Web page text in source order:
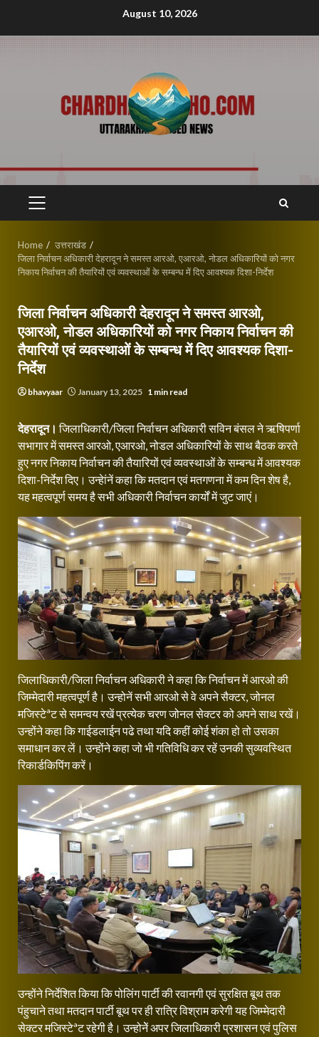
August 10, 2026
PRIMARY
Home
उत्तराखंड
जिला निर्वाचन अधिकारी देहरादून ने समस्त आरओ, एआरओ, नोडल अधिकारियों को नगर
निकाय निर्वाचन की तैयारियों एवं व्यवस्थाओं के सम्बन्ध में दिए आवश्यक दिशा-निर्देश
जिला निर्वाचन अधिकारी देहरादून ने समस्त आरओ,
एआरओ, नोडल अधिकारियों को नगर निकाय निर्वाचन की
तैयारियों एवं व्यवस्थाओं के सम्बन्ध में दिए आवश्यक दिशा-
निर्देश
bhavyaar January 13, 2025 1 min read
देहरादून। जिलाधिकारी/जिला निर्वाचन अधिकारी सविन बंसल ने ऋषिपर्णा
सभागार में समस्त आरओ, एआरओ, नोडल अधिकारियों के साथ बैठक करते
हुए नगर निकाय निर्वाचन की तैयारियों एवं व्यवस्थाओं के सम्बन्ध में आवश्यक
दिशा-निर्देश दिए। उन्हेांनें कहा कि मतदान एवं मतगणना में कम दिन शेष है,
यह महत्वपूर्ण समय है सभी अधिकारी निर्वाचन कार्यों में जुट जाएं।
जिलाधिकारी/जिला निर्वाचन अधिकारी ने कहा कि निर्वाचन में आरओ की
जिम्मेदारी महत्वपूर्ण है। उन्होनें सभी आरओ से वे अपने सैक्टर, जोनल
मजिस्टेªट से समन्वय रखें प्रत्येक चरण जोनल सेक्टर को अपने साथ रखें।
उन्होंने कहा कि गाईडलाईन पढे तथा यदि कहीं कोई शंका हो तो उसका
समाधान कर लें। उन्होंने कहा जो भी गतिविधि कर रहें उनकी सुव्यवस्थित
रिकार्डकिपिंग करें।
उन्होंने निर्देशित किया कि पोलिंग पार्टी की रवानगी एवं सुरक्षित बूथ तक
पंहुचाने तथा मतदान पार्टी बूथ पर ही रात्रि विश्राम करेगी यह जिम्मेदारी
सेक्टर मजिस्टेªट रहेगी है। उन्होनेें अपर जिलाधिकारी प्रशासन एवं पुलिस